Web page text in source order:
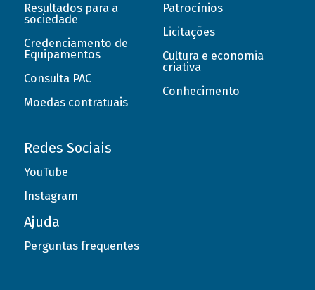
Resultados para a
sociedade
Credenciamento de
Equipamentos
Consulta PAC
Moedas contratuais
Patrocínios
Licitações
Cultura e economia
criativa
Conhecimento
Redes Sociais
YouTube
Instagram
Ajuda
Perguntas frequentes